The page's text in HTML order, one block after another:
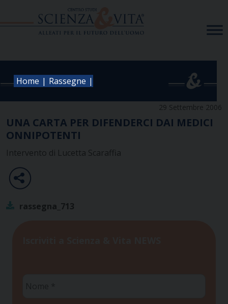
Home | Rassegne |
29 Settembre 2006
UNA CARTA PER DIFENDERCI DAI MEDICI
ONNIPOTENTI
Intervento di Lucetta Scaraffia
rassegna_713